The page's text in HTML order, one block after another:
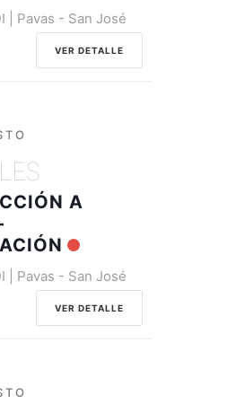
| Pavas - San José
VER DETALLE
A
| Pavas - San José
VER DETALLE